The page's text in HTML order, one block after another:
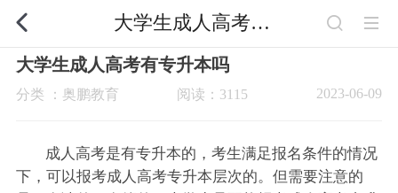
大学生成人高考有专升本吗
大学生成人高考有专升本吗
分类 ：奥鹏教育 2023-06-09
阅读：3115
成人高考是有专升本的，考生满足报名条件的情况
下，可以报考成人高考专升本层次的。但需要注意的